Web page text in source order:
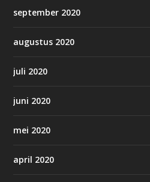
september 2020
augustus 2020
juli 2020
juni 2020
mei 2020
april 2020